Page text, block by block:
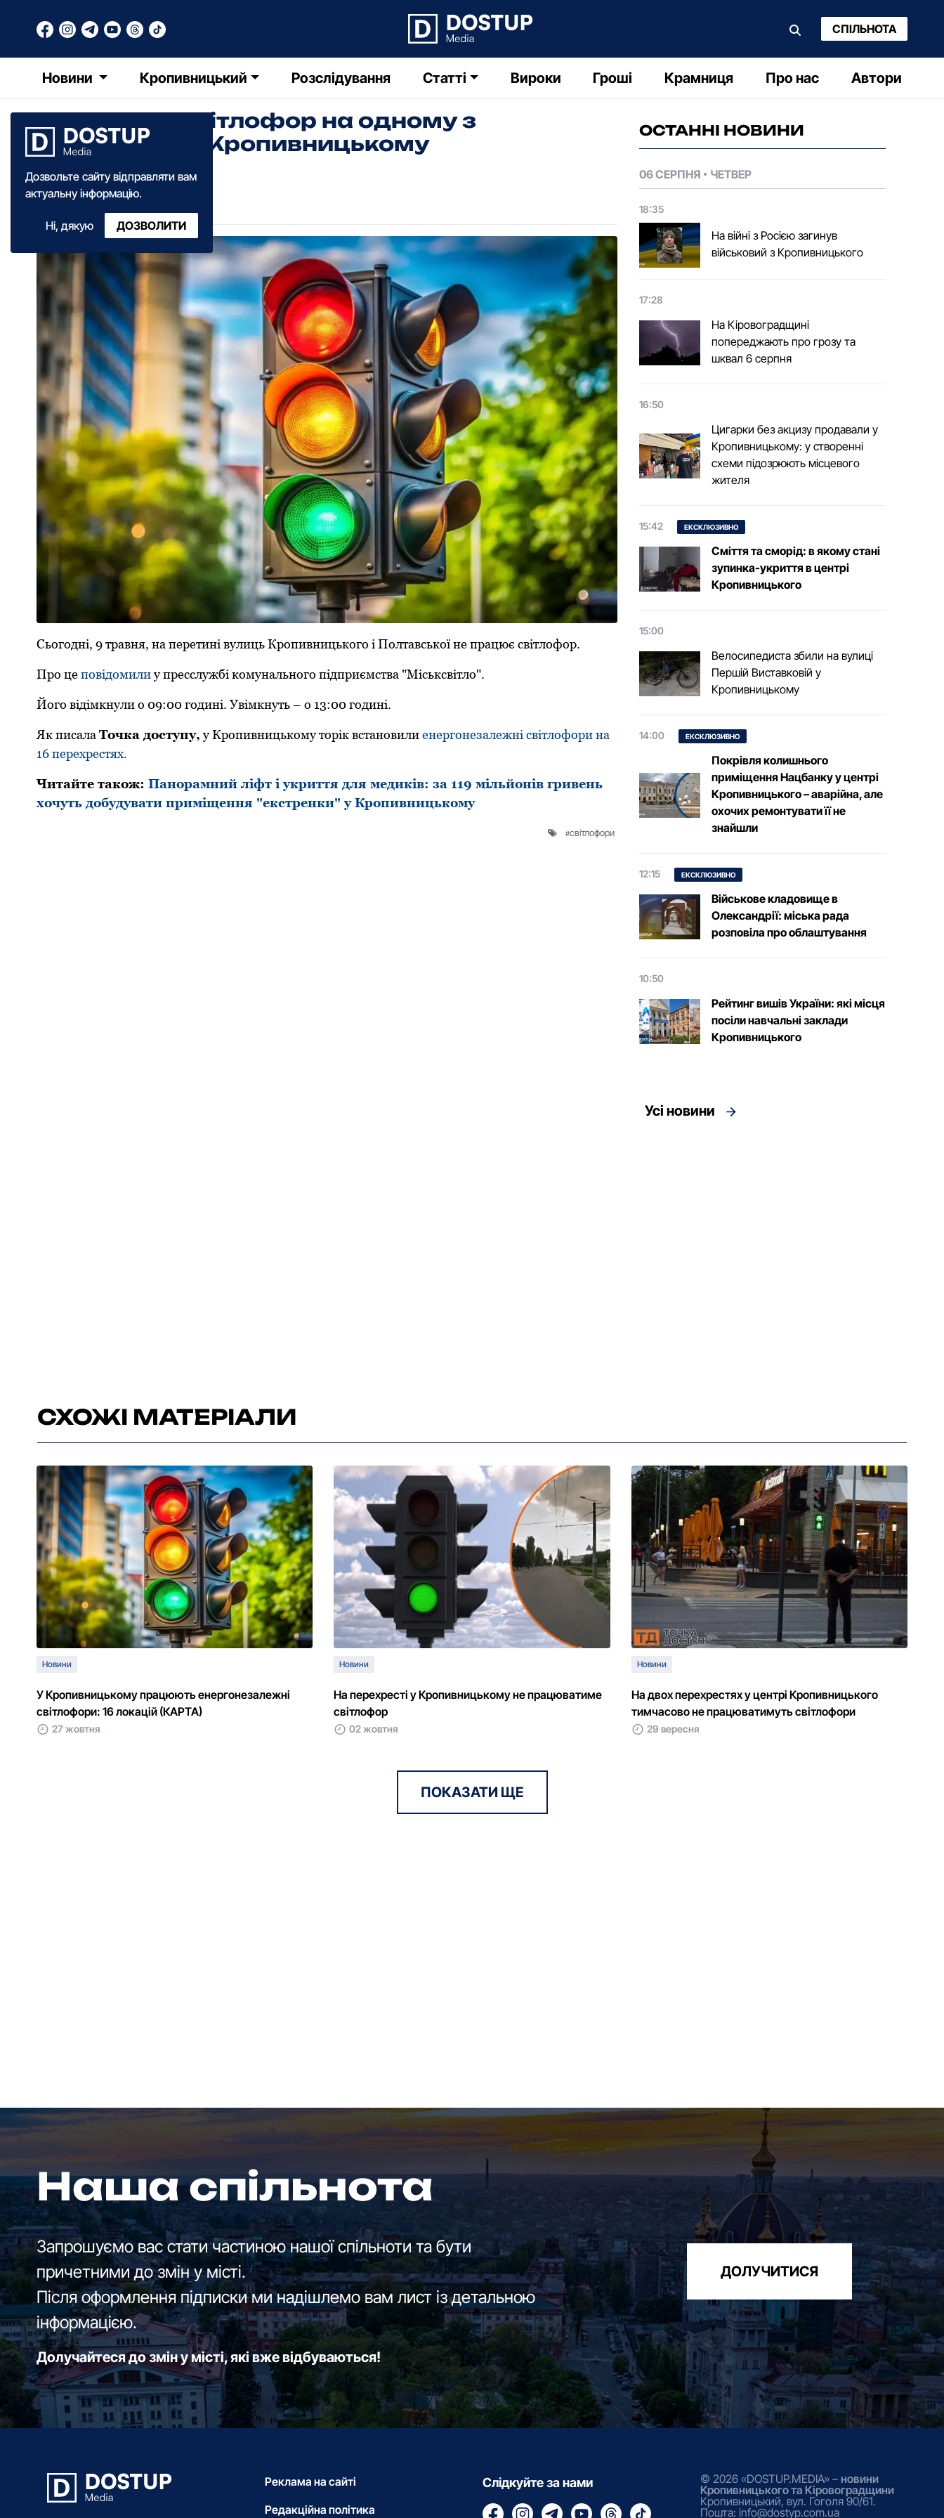
СПІЛЬНОТА
Новини Кропивницький Розслідування Статті Вироки Гроші Крамниця Про нас Автори
Дозвольте сайту відправляти вам
актуальну інформацію.
Ні, дякую ДОЗВОЛИТИ
Не працює світлофор на одному з
перехресть у Кропивницькому
Анна Добрань
09 травня·2025
Сьогодні, 9 травня, на перетині вулиць Кропивницького і Полтавської не працює світлофор.
Про цеповідомилиу пресслужбі комунального підприємства "Міськсвітло".
Його відімкнули о 09:00 годині. Увімкнуть – о 13:00 годині.
Як писала Точка доступу,у Кропивницькому торік встановилиенергонезалежні світлофори на
16 перехрестях.
Читайте також: Панорамний ліфт і укриття для медиків: за 119 мільйонів гривень
хочуть добудувати приміщення "екстренки" у Кропивницькому
світлофори
ОСТАННІ НОВИНИ
06 СЕРПНЯ ЧЕТВЕР
18:35
На війні з Росією загинув
військовий з Кропивницького
17:28
На Кіровоградщині
попереджають про грозу та
шквал 6 серпня
16:50
Цигарки без акцизу продавали у
Кропивницькому: у створенні
схеми підозрюють місцевого
жителя
15:42 ЕКСКЛЮЗИВНО
Сміття та сморід: в якому стані
зупинка-укриття в центрі
Кропивницького
15:00
Велосипедиста збили на вулиці
Першій Виставковій у
Кропивницькому
14:00 ЕКСКЛЮЗИВНО
Покрівля колишнього
приміщення Нацбанку у центрі
Кропивницького – аварійна, але
охочих ремонтувати її не
знайшли
12:15 ЕКСКЛЮЗИВНО
Військове кладовище в
Олександрії: міська рада
розповіла про облаштування
10:50
Рейтинг вишів України: які місця
посіли навчальні заклади
Кропивницького
Усі новини
СХОЖІ МАТЕРІАЛИ
Новини
У Кропивницькому працюють енергонезалежні
світлофори: 16 локацій (КАРТА)
27 жовтня
Новини
На перехресті у Кропивницькому не працюватиме
світлофор
02 жовтня
Новини
На двох перехрестях у центрі Кропивницького
тимчасово не працюватимуть світлофори
29 вересня
ПОКАЗАТИ ЩЕ
Наша спільнота
Запрошуємо вас стати частиною нашої спільноти та бути
причетними до змін у місті.
Після оформлення підписки ми надішлемо вам лист із детальною
інформацією.
Долучайтеся до змін у місті, які вже відбуваються!
ДОЛУЧИТИСЯ
Реклама на сайті
Редакційна політика
Слідкуйте за нами © 2026 «DOSTUP.MEDIA» – новини
Кропивницького та Кіровоградщини
Кропивницький, вул. Гоголя 90/61.
Пошта: info@dostyp.com.ua